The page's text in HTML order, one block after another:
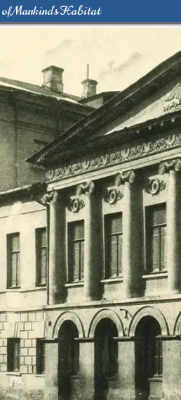
Mankind's Habitat